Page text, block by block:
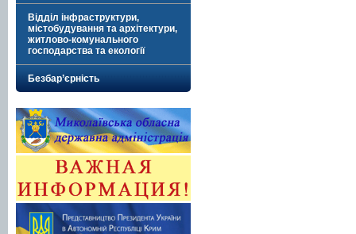
Відділ інфраструктури,
містобудування та архітектури,
житлово-комунального
господарства та екології
Безбар’єрність